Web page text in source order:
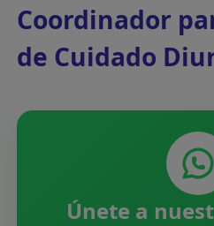
Coordinador
de Cuidado
Únete a